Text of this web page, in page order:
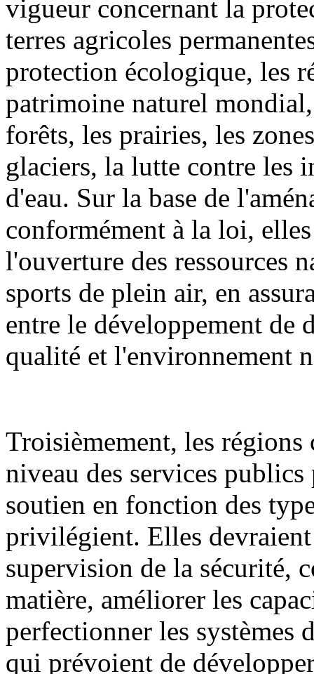
vigueur concernant la
terres agricoles
protection écologique, les
patrimoine naturel
forêts, les prairies, les
glaciers, la lutte contre les
d'eau. Sur la base de
conformément à la loi,
l'ouverture des ressources
sports de plein air, en
entre le développement de
qualité et l'environnement
Troisièmement, les régions
niveau des services
soutien en fonction des
privilégient. Elles
supervision de la sécurité,
matière, améliorer les
perfectionner les systèmes
qui prévoient de